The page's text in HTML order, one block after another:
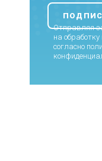
Отправляя
на
согласно